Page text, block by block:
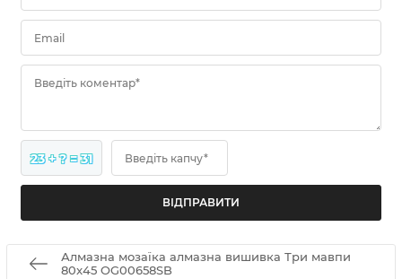
Email
Введіть коментар*
23 + ? = 31 Введіть капчу*
Алмазна мозаїка алмазна вишивка Три мавпи
80x45 OG00658SB